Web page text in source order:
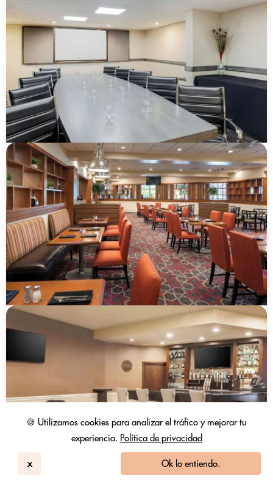
🍪 Utilizamos cookies para analizar el tráfico y mejorar tu
experiencia. Política de privacidad
x Ok lo entiendo.